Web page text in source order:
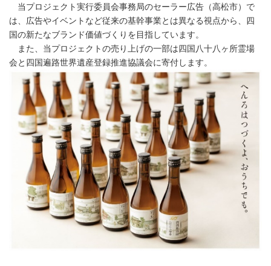
当プロジェクト実行委員会事務局のセーラー広告（高松市）で
は、広告やイベントなど従来の基幹事業とは異なる視点から、四
国の新たなブランド価値づくりを目指しています。
また、当プロジェクトの売り上げの一部は四国八十八ヶ所霊場
会と四国遍路世界遺産登録推進協議会に寄付します。